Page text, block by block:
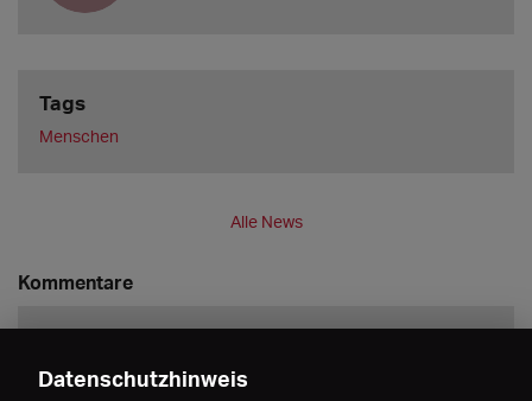
Tags
Menschen
Alle News
Kommentare
Datenschutzhinweis